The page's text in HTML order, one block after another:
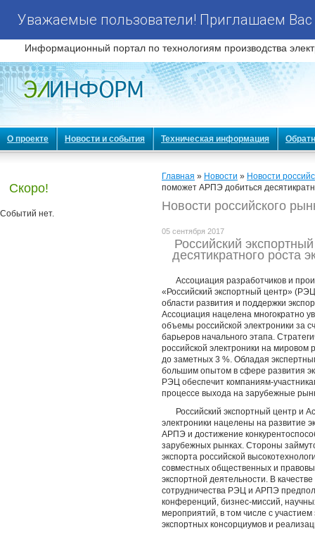
Уважаемые пользователи! Приглашаем
Информационный портал по технологиям производства
О проекте Новости и события Техническая информация
Скоро!
Событий нет.
Главная » Новости » Новости
поможет АРПЭ добиться
Новости российского
05 сентября 2017
Российский
десятикратного роста
Ассоциация разработчиков и
«Российский экспортный центр»
области развития и поддержки
Ассоциация нацелена многократно
объемы российской электроники за
барьеров начального этапа.
российской электроники на
до заметных 3 %. Обладая
большим опытом в сфере развития
РЭЦ обеспечит компаниям-
процессе выхода на зарубежные
Российский экспортный центр и
электроники нацелены на развитие
АРПЭ и достижение
зарубежных рынках. Стороны
экспорта российской
совместных общественных и
экспортной деятельности. В
сотрудничества РЭЦ и АРПЭ
конференций, бизнес-миссий,
мероприятий, в том числе с
экспортных консорциумов и